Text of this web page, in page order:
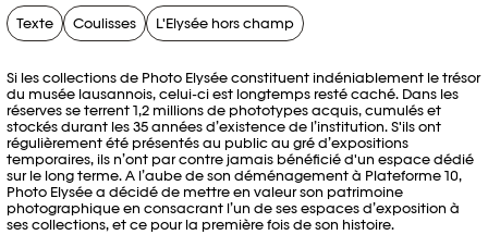
Texte Coulisses L'Elysée hors champ
Si les collections de Photo Elysée constituent indéniablement le trésor
du musée lausannois, celui-ci est longtemps resté caché. Dans les
réserves se terrent 1,2 millions de phototypes acquis, cumulés et
stockés durant les 35 années d’existence de l’institution. S'ils ont
régulièrement été présentés au public au gré d’expositions
temporaires, ils n’ont par contre jamais bénéficié d'un espace dédié
sur le long terme. A l’aube de son déménagement à Plateforme 10,
Photo Elysée a décidé de mettre en valeur son patrimoine
photographique en consacrant l’un de ses espaces d’exposition à
ses collections, et ce pour la première fois de son histoire.